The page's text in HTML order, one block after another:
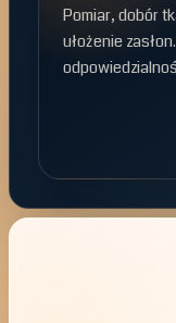
Pomiar, dobór
ułożenie